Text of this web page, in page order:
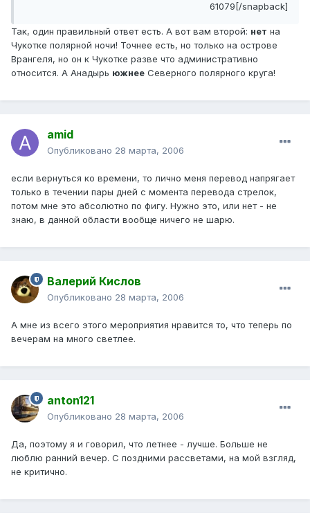
61079[/snapback]
Так, один правильный ответ есть. А вот вам второй: нет на
Чукотке полярной ночи! Точнее есть, но только на острове
Врангеля, но он к Чукотке разве что административно
относится. А Анадырь южнее Северного полярного круга!
amid
Опубликовано 28 марта, 2006
если вернуться ко времени, то лично меня перевод напрягает
только в течении пары дней с момента перевода стрелок,
потом мне это абсолютно по фигу. Нужно это, или нет - не
знаю, в данной области вообще ничего не шарю.
Валерий Кислов
Опубликовано 28 марта, 2006
А мне из всего этого мероприятия нравится то, что теперь по
вечерам на много светлее.
anton121
Опубликовано 28 марта, 2006
Да, поэтому я и говорил, что летнее - лучше. Больше не
люблю ранний вечер. С поздними рассветами, на мой взгляд,
не критично.